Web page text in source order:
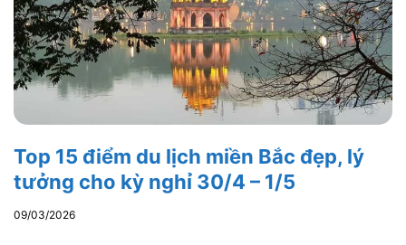
Top 15 điểm du lịch miền Bắc đẹp, lý
tưởng cho kỳ nghỉ 30/4 – 1/5
09/03/2026